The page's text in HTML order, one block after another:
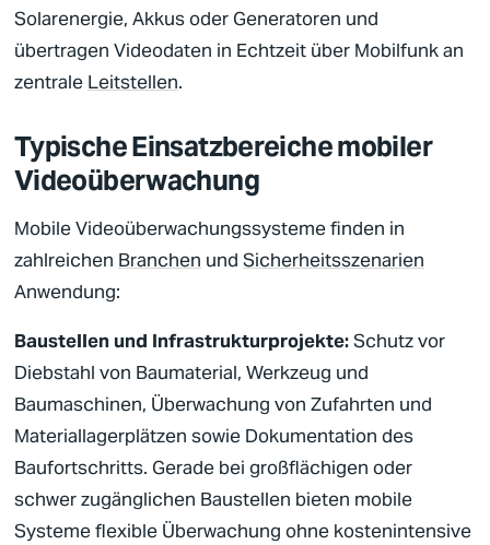
Solarenergie, Akkus oder Generatoren und
übertragen Videodaten in Echtzeit über Mobilfunk an
zentrale Leitstellen.
Typische Einsatzbereiche mobiler
Videoüberwachung
MobileVideoüberwachungssystemefinden in
zahlreichen Branchen und Sicherheitsszenarien
Anwendung:
Baustellen und Infrastrukturprojekte:Schutz vor
Diebstahl von Baumaterial, Werkzeug und
Baumaschinen, Überwachung von Zufahrten und
Materiallagerplätzen sowie Dokumentation des
Baufortschritts. Gerade bei großflächigen oder
schwer zugänglichen Baustellen bieten mobile
Systeme flexible Überwachung ohne kostenintensive